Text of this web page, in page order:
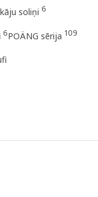
soliņi 6
6POÄNG sērija 109